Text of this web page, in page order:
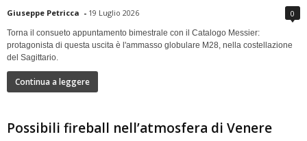
Giuseppe Petricca - 19 Luglio 2026 0
Torna il consueto appuntamento bimestrale con il Catalogo Messier:
protagonista di questa uscita è l'ammasso globulare M28, nella costellazione
del Sagittario.
Continua a leggere
Possibili fireball nell’atmosfera di Venere